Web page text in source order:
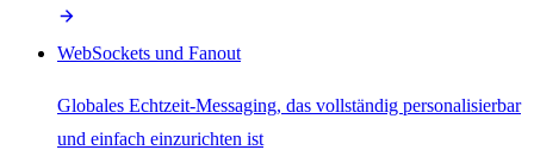
WebSockets und Fanout
Globales Echtzeit-Messaging, das vollständig personalisierbar
und einfach einzurichten ist